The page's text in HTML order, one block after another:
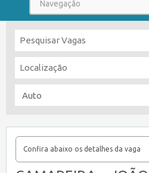
Confira abaixo os detalhes da vaga